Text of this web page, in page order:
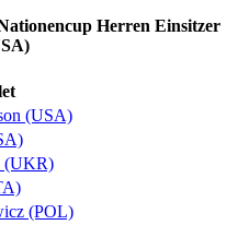
Herren Einsitzer
(USA)
(UKR)
(POL)